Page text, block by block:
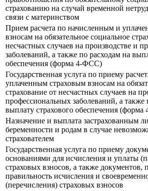
страхованию на случай временной
связи с материнством
Прием расчета по начисленным и
взносам на обязательное социальное
несчастных случаев на производстве и
заболеваний, а также по расходам на
обеспечения (форма 4-ФСС)
Государственная услуга по приему
уплаченным страховым взносам на
страхование от несчастных случаев на
профессиональных заболеваний, а также
выплату страхового обеспечения
Назначение и выплата застрахованным
беременности и родам в случае
страхователем
Государственная услуга по приему
основаниями для исчисления и уплаты
страховых взносов, а также
правильность исчисления и
(перечисления) страховых взносов